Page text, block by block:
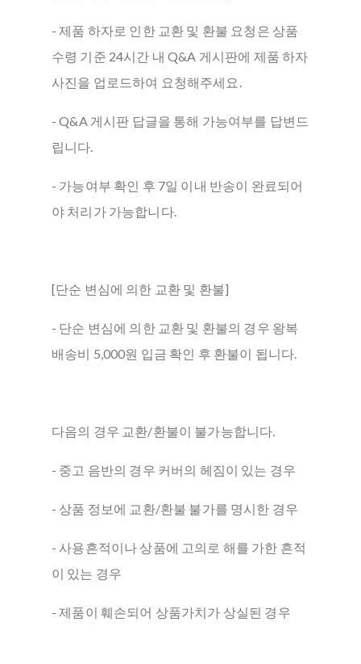
- 제품 하자로 인한 교환 및 환불 요청은 상품
수령 기준 24시간 내 Q&A 게시판에 제품 하자
사진을 업로드하여 요청해주세요.
- Q&A 게시판 답글을 통해 가능여부를 답변드
립니다.
- 가능여부 확인 후 7일 이내 반송이 완료되어
야 처리가 가능합니다.
[단순 변심에 의한 교환 및 환불]
- 단순 변심에 의한 교환 및 환불의 경우 왕복
배송비 5,000원 입금 확인 후 환불이 됩니다.
다음의 경우 교환/환불이 불가능합니다.
- 중고 음반의 경우 커버의 헤짐이 있는 경우
- 상품 정보에 교환/환불 불가를 명시한 경우
- 사용흔적이나 상품에 고의로 해를 가한 흔적
이 있는 경우
- 제품이 훼손되어 상품가치가 상실된 경우